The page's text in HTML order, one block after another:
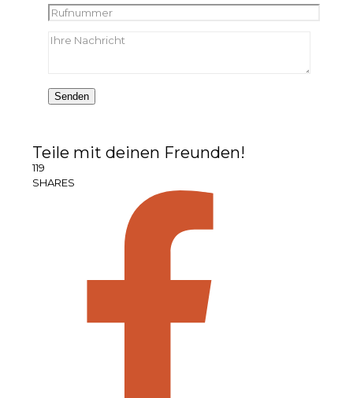
Teile mit deinen Freunden!
119
SHARES